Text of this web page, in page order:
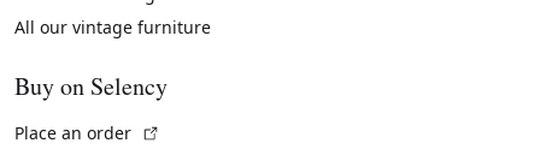
All our vintage furniture
Buy on Selency
Place an order